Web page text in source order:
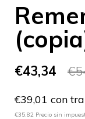
€43,34
€39,01 con
€35,82 Precio sin